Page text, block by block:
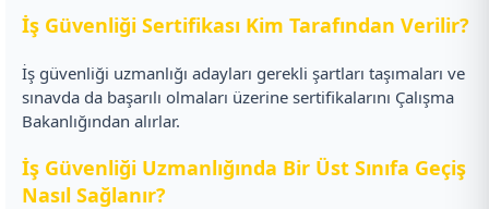
İş Güvenliği Sertifikası Kim Tarafından Verilir?
İş güvenliği uzmanlığı adayları gerekli şartları taşımaları ve
sınavda da başarılı olmaları üzerine sertifikalarını Çalışma
Bakanlığından alırlar.
İş Güvenliği Uzmanlığında Bir Üst Sınıfa Geçiş
Nasıl Sağlanır?